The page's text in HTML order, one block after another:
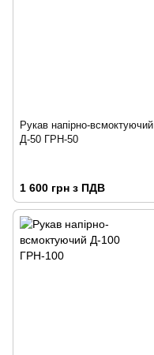
Рукав напірно-всмоктуючий
Д-50 ГРН-50
1 600 грн з ПДВ